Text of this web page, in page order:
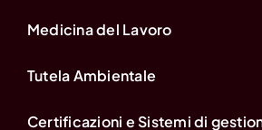
Medicina del Lavoro
Tutela Ambientale
Certificazioni e Sistemi di